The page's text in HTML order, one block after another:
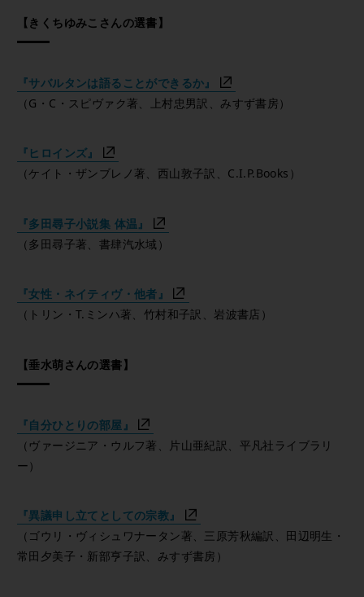
【きくちゆみこさんの選書】
『サバルタンは語ることができるか』
（G・C・スピヴァク著、上村忠男訳、みすず書房）
『ヒロインズ』
（ケイト・ザンブレノ著、西山敦子訳、C.I.P.Books）
『多田尋子小説集 体温』
（多田尋子著、書肆汽水域）
『女性・ネイティヴ・他者』
（トリン・T.ミンハ著、竹村和子訳、岩波書店）
【垂水萌さんの選書】
『自分ひとりの部屋』
（ヴァージニア・ウルフ著、片山亜紀訳、平凡社ライブラリ
ー）
『異議申し立てとしての宗教』
（ゴウリ・ヴィシュワナータン著、三原芳秋編訳、田辺明生・
常田夕美子・新部亨子訳、みすず書房）